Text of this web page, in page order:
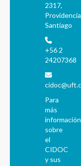
2317,
Santiago
+56 2
24207368
Para
más
información
sobre
el
CIDOC
y sus